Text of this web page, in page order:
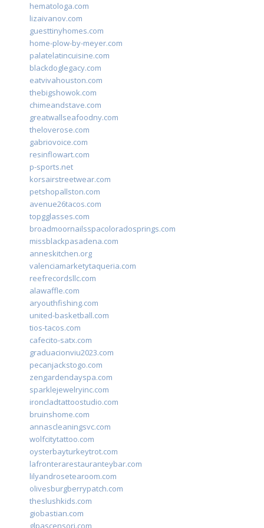
hematologa.com
lizaivanov.com
guesttinyhomes.com
home-plow-by-meyer.com
palatelatincuisine.com
blackdoglegacy.com
eatvivahouston.com
thebigshowok.com
chimeandstave.com
greatwallseafoodny.com
theloverose.com
gabriovoice.com
resinflowart.com
p-sports.net
korsairstreetwear.com
petshopallston.com
avenue26tacos.com
topgglasses.com
broadmoornailsspacoloradosprings.com
missblackpasadena.com
anneskitchen.org
valenciamarketytaqueria.com
reefrecordsllc.com
alawaffle.com
aryouthfishing.com
united-basketball.com
tios-tacos.com
cafecito-satx.com
graduacionviu2023.com
pecanjackstogo.com
zengardendayspa.com
sparklejewelryinc.com
ironcladtattoostudio.com
bruinshome.com
annascleaningsvc.com
wolfcitytattoo.com
oysterbayturkeytrot.com
lafronterarestauranteybar.com
lilyandrosetearoom.com
olivesburgberrypatch.com
theslushkids.com
giobastian.com
glpascensori.com